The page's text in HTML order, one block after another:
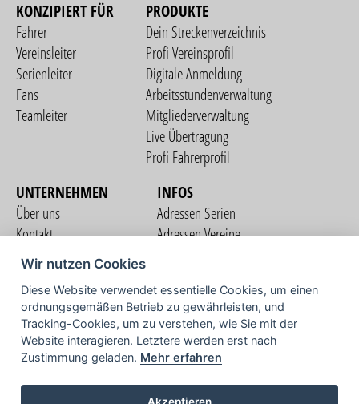
KONZIPIERT FÜR
Fahrer
Vereinsleiter
Serienleiter
Fans
Teamleiter
PRODUKTE
Dein Streckenverzeichnis
Profi Vereinsprofil
Digitale Anmeldung
Arbeitsstundenverwaltung
Mitgliederverwaltung
Live Übertragung
Profi Fahrerprofil
UNTERNEHMEN
Über uns
Kontakt
Nutzungsbedingungen
Datenschutzerklärung
Impressum
INFOS
Adressen Serien
Adressen Vereine
COMMUNITY
TV
Wir nutzen Cookies
Diese Website verwendet essentielle Cookies, um einen
ordnungsgemäßen Betrieb zu gewährleisten, und
Tracking-Cookies, um zu verstehen, wie Sie mit der
Website interagieren. Letztere werden erst nach
Zustimmung geladen. Mehr erfahren